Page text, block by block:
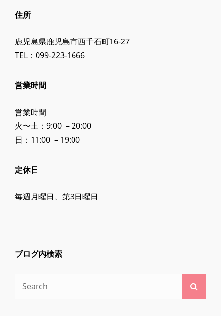
住所
鹿児島県鹿児島市西千石町16-27
TEL：099-223-1666
営業時間
営業時間
火〜土：9:00 – 20:00
日：11:00 – 19:00
定休日
毎週月曜日、第3日曜日
ブログ内検索